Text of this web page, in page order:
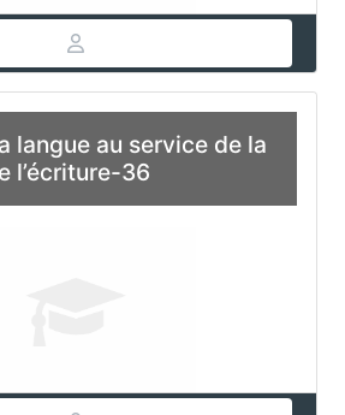
langue au service de la
l’écriture-36